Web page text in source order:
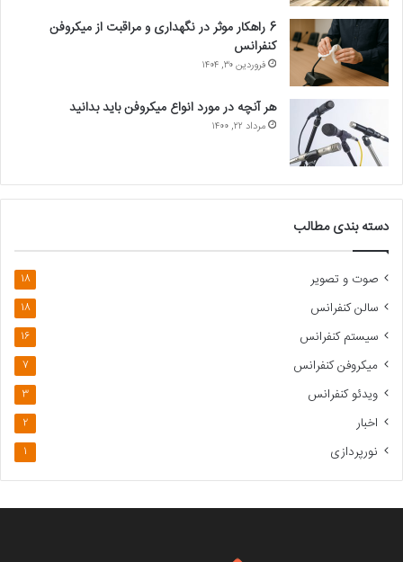
6 راهکار موثر در نگهداری و مراقبت از میکروفن
کنفرانس
فروردین ۳۰, ۱۴۰۴
هر آنچه در مورد انواع میکروفن باید بدانید
مرداد ۲۲, ۱۴۰۰
دسته بندی مطالب
صوت و تصویر 18
سالن کنفرانس 18
سیستم کنفرانس 16
میکروفن کنفرانس 7
ویدئو کنفرانس 3
اخبار 2
نورپردازی 1